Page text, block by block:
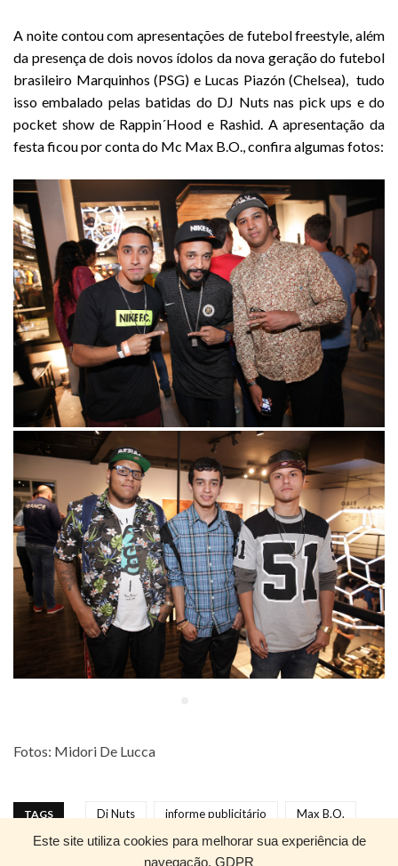
Este site utiliza cookies para melhorar sua experiência de
navegação. GDPR
A noite contou com apresentações de futebol freestyle, além
da presença de dois novos ídolos da nova geração do futebol
brasileiro Marquinhos (PSG) e Lucas Piazón (Chelsea), tudo
isso embalado pelas batidas do DJ Nuts nas pick ups e do
pocket show de Rappin´Hood e Rashid. A apresentação da
festa ficou por conta do Mc Max B.O., confira algumas fotos:
Fotos: Midori De Lucca
TAGS Dj Nuts informe publicitário Max B.O.
Mc Max B.O. MC Rashid Nike Rappin Hood